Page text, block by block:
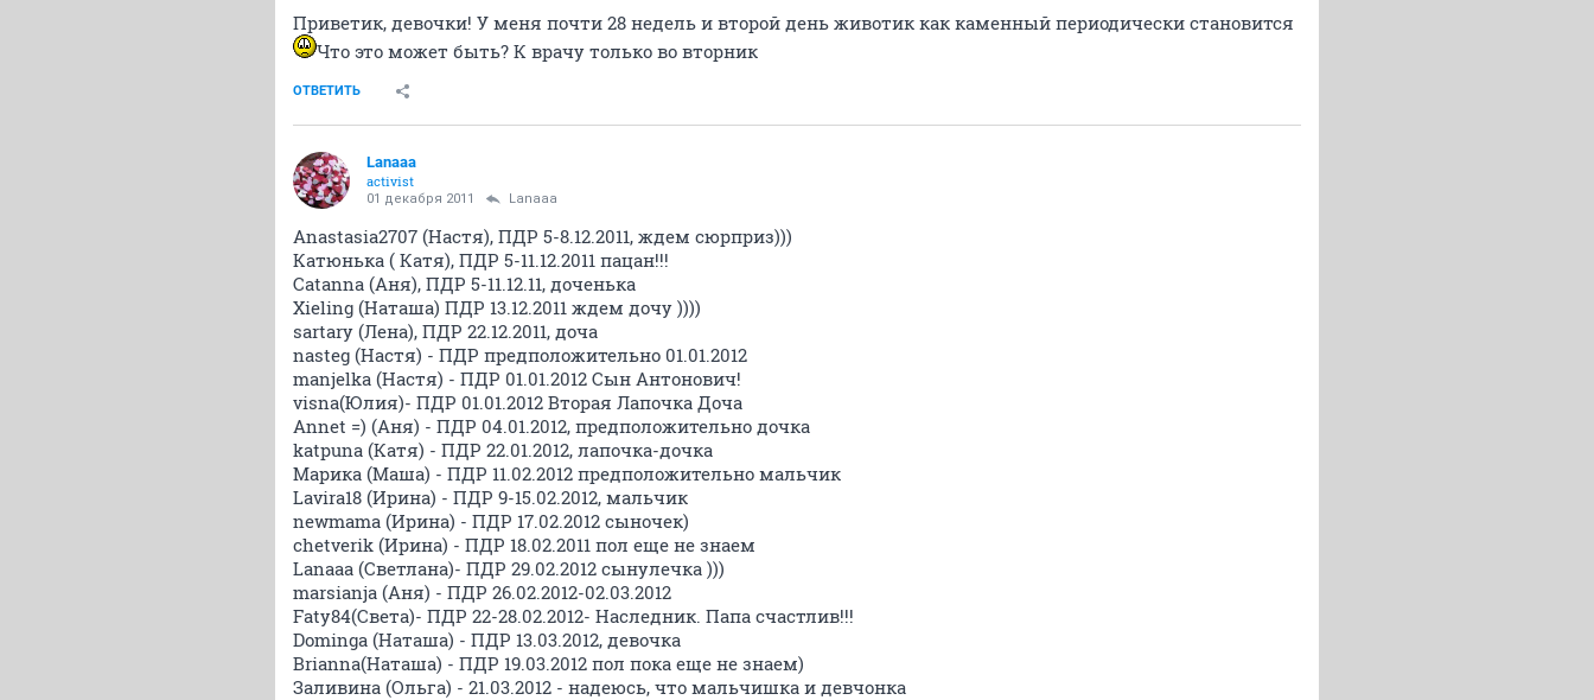
Приветик, девочки! У меня почти 28 недель и второй день животик как каменный периодически становится
Что это может быть? К врачу только во вторник
ОТВЕТИТЬ
Lanaaa
activist
01 декабря 2011 Lanaaa
Anastasia2707 (Настя), ПДР 5-8.12.2011, ждем сюрприз)))
Катюнька ( Катя), ПДР 5-11.12.2011 пацан!!!
Catanna (Аня), ПДР 5-11.12.11, доченька
Xieling (Наташа) ПДР 13.12.2011 ждем дочу ))))
sartary (Лена), ПДР 22.12.2011, доча
nasteg (Настя) - ПДР предположительно 01.01.2012
manjelka (Настя) - ПДР 01.01.2012 Сын Антонович!
visna(Юлия)- ПДР 01.01.2012 Вторая Лапочка Доча
Annet =) (Аня) - ПДР 04.01.2012, предположительно дочка
katpuna (Катя) - ПДР 22.01.2012, лапочка-дочка
Марика (Маша) - ПДР 11.02.2012 предположительно мальчик
Lavira18 (Ирина) - ПДР 9-15.02.2012, мальчик
newmama (Ирина) - ПДР 17.02.2012 сыночек)
chetverik (Ирина) - ПДР 18.02.2011 пол еще не знаем
Lanaaa (Светлана)- ПДР 29.02.2012 сынулечка )))
marsianja (Аня) - ПДР 26.02.2012-02.03.2012
Faty84(Света)- ПДР 22-28.02.2012- Наследник. Папа счастлив!!!
Dominga (Наташа) - ПДР 13.03.2012, девочка
Brianna(Наташа) - ПДР 19.03.2012 пол пока еще не знаем)
Заливина (Ольга) - 21.03.2012 - надеюсь, что мальчишка и девчонка